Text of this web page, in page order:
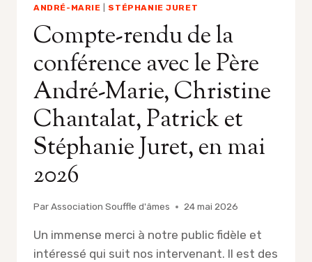
ANDRÉ-MARIE
STÉPHANIE JURET
Compte-rendu de la
conférence avec le Père
André-Marie, Christine
Chantalat, Patrick et
Stéphanie Juret, en mai
2026
ParAssociation Souffle d'âmes 24 mai 2026
Un immense merci à notre public fidèle et
intéressé qui suit nos intervenant. Il est des